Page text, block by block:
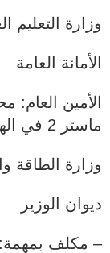
وزارة التعليم
الأمانة العامة
الأمين
ماستر 2 في الهندسة المعلوماتية
وزارة الطاقة
ديوان الوزير
– مكلف بمهمة: